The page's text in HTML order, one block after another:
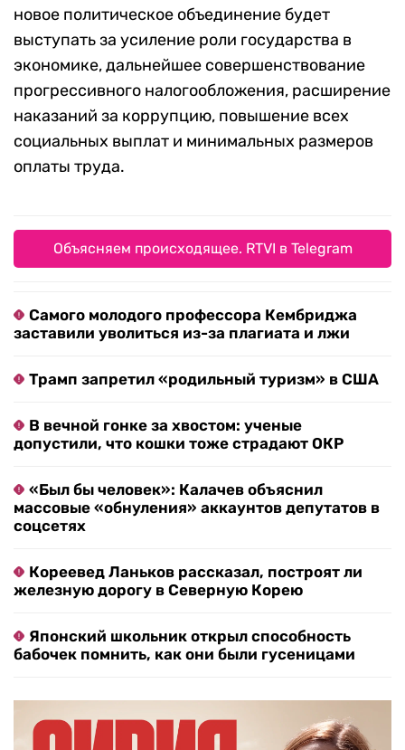
новое политическое объединение будет
выступать за усиление роли государства в
экономике, дальнейшее совершенствование
прогрессивного налогообложения, расширение
наказаний за коррупцию, повышение всех
социальных выплат и минимальных размеров
оплаты труда.
Объясняем происходящее. RTVI в Telegram
Самого молодого профессора Кембриджа
заставили уволиться из-за плагиата и лжи
Трамп запретил «родильный туризм» в США
В вечной гонке за хвостом: ученые
допустили, что кошки тоже страдают ОКР
«Был бы человек»: Калачев объяснил
массовые «обнуления» аккаунтов депутатов в
соцсетях
Кореевед Ланьков рассказал, построят ли
железную дорогу в Северную Корею
Японский школьник открыл способность
бабочек помнить, как они были гусеницами